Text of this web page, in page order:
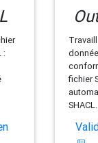
:
fichier
SHACL.